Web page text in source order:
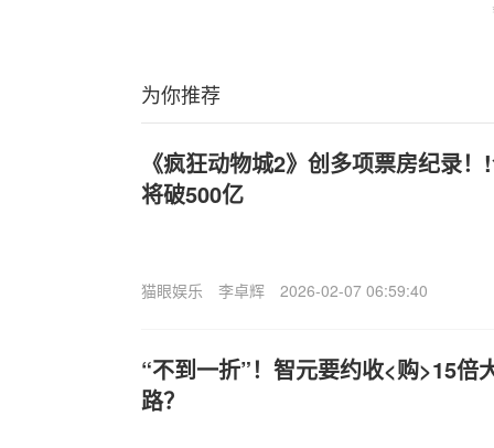
为你推荐
《疯狂动物城2》创多项票房纪录
将破500亿
猫眼娱乐 李卓辉 2026-02-07 06:59:40
“不到一折”！智元要约收<购>15倍
路？